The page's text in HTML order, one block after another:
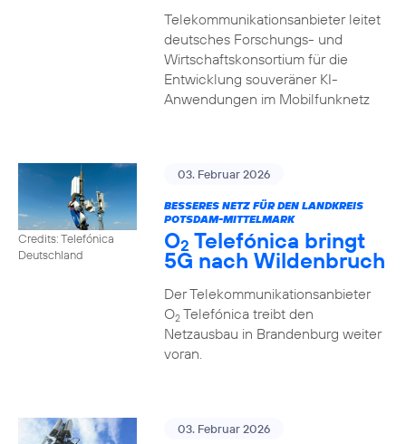
Telekommunikationsanbieter leitet
deutsches Forschungs- und
Wirtschaftskonsortium für die
Entwicklung souveräner KI-
Anwendungen im Mobilfunknetz
Credits: Telefónica
Deutschland
03. Februar 2026
BESSERES NETZ FÜR DEN LANDKREIS
POTSDAM-MITTELMARK
O2 Telefónica bringt
5G nach Wildenbruch
Der Telekommunikationsanbieter
O2Telefónica treibt den
Netzausbau in Brandenburg weiter
voran.
03. Februar 2026